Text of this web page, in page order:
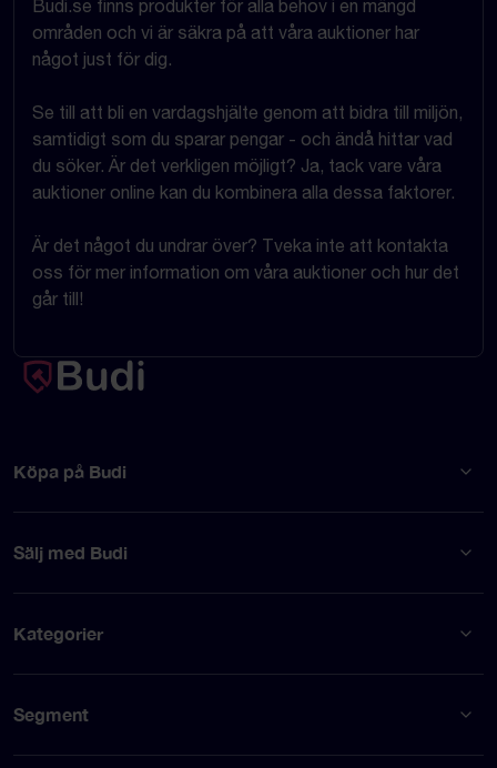
Budi.se finns produkter för alla behov i en mängd
områden och vi är säkra på att våra auktioner har
något just för dig.
Se till att bli en vardagshjälte genom att bidra till miljön,
samtidigt som du sparar pengar - och ändå hittar vad
du söker. Är det verkligen möjligt? Ja, tack vare våra
auktioner online kan du kombinera alla dessa faktorer.
Är det något du undrar över? Tveka inte att kontakta
oss för mer information om våra auktioner och hur det
går till!
Köpa på Budi
Sälj med Budi
Kategorier
Segment